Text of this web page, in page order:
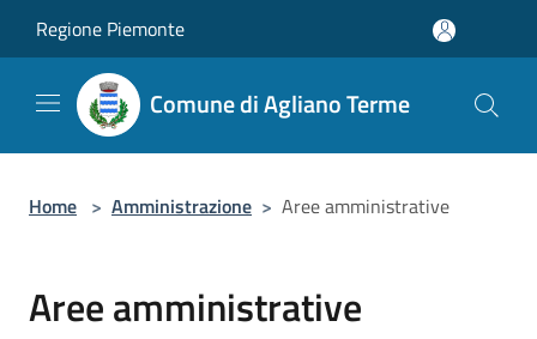
Regione Piemonte
Comune di Agliano Terme
Home > Amministrazione > Aree amministrative
Aree amministrative